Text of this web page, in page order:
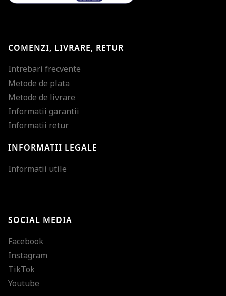
COMENZI, LIVRARE, RETUR
Intrebari frecvente
Metode de plata
Metode de livrare
Informatii garantii
Informatii retur
INFORMATII LEGALE
Informatii utile
SOCIAL MEDIA
Facebook
Instagram
TikTok
Youtube